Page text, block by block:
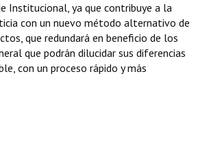
Institucional, ya que contribuye a la
con un nuevo método alternativo de
que redundará en beneficio de los
que podrán dilucidar sus diferencias
con un proceso rápido y más